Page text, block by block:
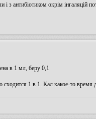
і з антибіотиком окрім
в 1 мл, беру 0,1
1 в 1. Кал какое-то